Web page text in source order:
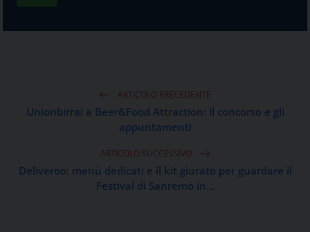
ARTICOLO PRECEDENTE
Unionbirrai a Beer&Food Attraction: il concorso e gli
appuntamenti
ARTICOLO SUCCESSIVO
Deliveroo: menù dedicati e il kit giurato per guardare il
Festival di Sanremo in...